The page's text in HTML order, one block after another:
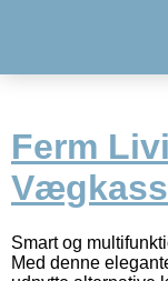
Ferm
Smart og
Med denne